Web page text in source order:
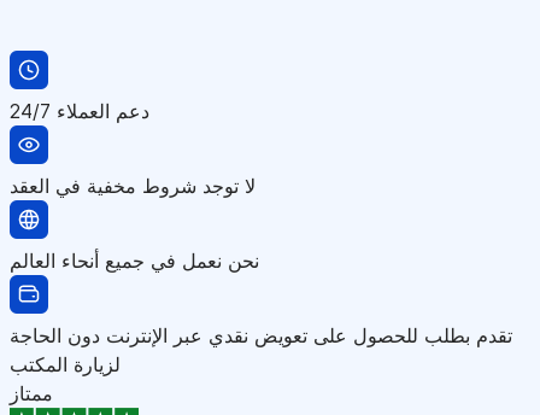
دعم العملاء 24/7
لا توجد شروط مخفية في العقد
نحن نعمل في جميع أنحاء العالم
تقدم بطلب للحصول على تعويض نقدي عبر الإنترنت دون الحاجة
لزيارة المكتب
ممتاز